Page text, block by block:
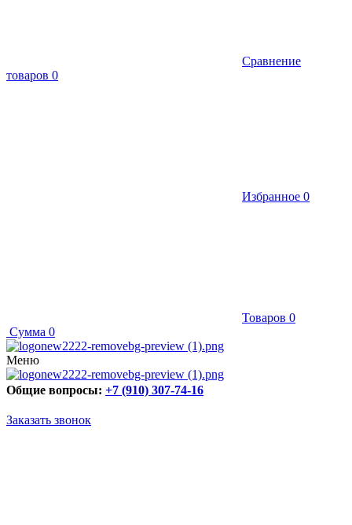
Сравнение
товаров 0
Избранное 0
Товаров 0
Сумма 0
Меню
Общие вопросы: +7 (910) 307-74-16
Заказать звонок